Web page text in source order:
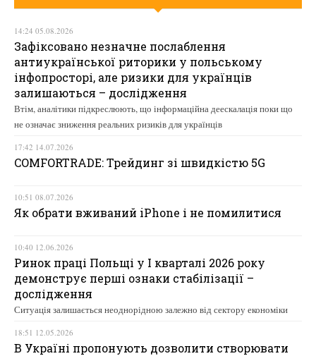
14:24 05.08.2026
Зафіксовано незначне послаблення
антиукраїнської риторики у польському
інфопросторі, але ризики для українців
залишаються – дослідження
Втім, аналітики підкреслюють, що інформаційна деескалація поки що
не означає зниження реальних ризиків для українців
17:42 14.07.2026
COMFORTRADE: Трейдинг зі швидкістю 5G
10:51 08.07.2026
Як обрати вживаний iPhone і не помилитися
10:40 12.06.2026
Ринок праці Польщі у І кварталі 2026 року
демонструє перші ознаки стабілізації –
дослідження
Ситуація залишається неоднорідною залежно від сектору економіки
18:51 12.05.2026
В Україні пропонують дозволити створювати